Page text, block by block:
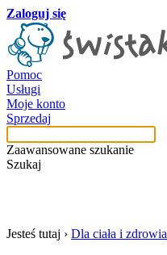
Zaloguj się
Pomoc
Usługi
Moje konto
Sprzedaj
Zaawansowane szukanie
Szukaj
Jesteś tutaj › Dla ciała i zdrowia